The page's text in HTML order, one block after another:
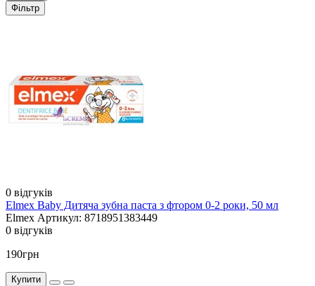
Фільтр
0 відгуків
Elmex Baby Дитяча зубна паста з фтором 0-2 роки, 50 мл
Elmex Артикул: 8718951383449
0 відгуків
190грн
Купити